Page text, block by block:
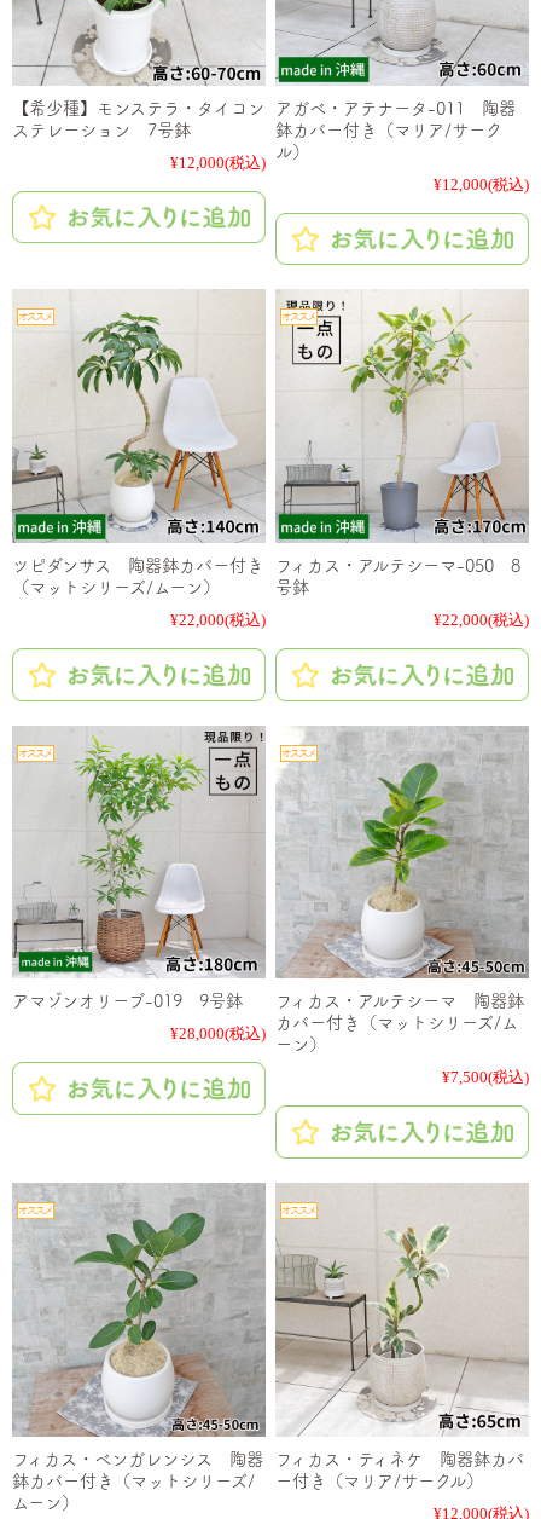
【希少種】モンステラ・タイコン
ステレーション 7号鉢
¥12,000(税込)
アガベ・アテナータ-011 陶器
鉢カバー付き（マリア/サーク
ル）
¥12,000(税込)
ツピダンサス 陶器鉢カバー付き
（マットシリーズ/ムーン）
¥22,000(税込)
フィカス・アルテシーマ-050 8
号鉢
¥22,000(税込)
アマゾンオリーブ-019 9号鉢
¥28,000(税込)
フィカス・アルテシーマ 陶器鉢
カバー付き（マットシリーズ/ム
ーン）
¥7,500(税込)
フィカス・ベンガレンシス 陶器
鉢カバー付き（マットシリーズ/
ムーン）
フィカス・ティネケ 陶器鉢カバ
ー付き（マリア/サークル）
¥12,000(税込)